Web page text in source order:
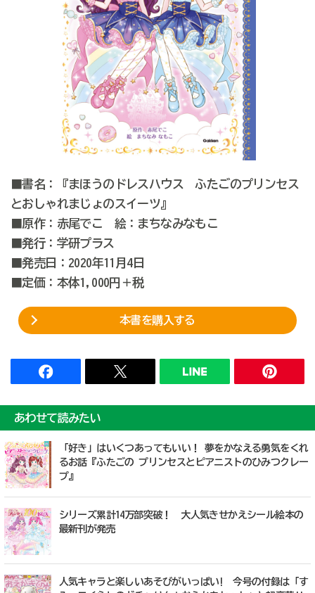
■書名：『まほうのドレスハウス ふたごのプリンセス
とおしゃれまじょのスイーツ』
■原作：赤尾でこ 絵：まちなみなもこ
■発行：学研プラス
■発売日：2020年11月4日
■定価：本体1,000円＋税
本書を購入する
あわせて読みたい
「好き」はいくつあってもいい！ 夢をかなえる勇気をくれ
るお話『ふたごの プリンセスとピアニストのひみつクレー
プ』
シリーズ累計14万部突破！ 大人気きせかえシール絵本の
最新刊が発売
人気キャラと楽しいあそびがいっぱい! 今号の付録は「す